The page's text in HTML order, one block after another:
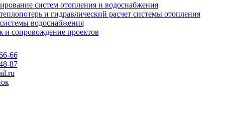
систем отопления и водоснабжения
и гидравлический расчет системы отопления
водоснабжения
и сопровождение проектов
66
87